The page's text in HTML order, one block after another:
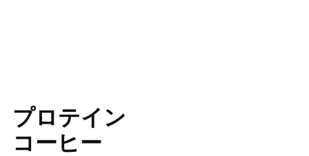
プロテイン
コーヒー